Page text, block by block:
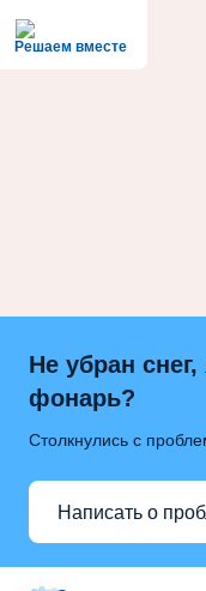
Решаем вместе
Не убран
фонарь?
Столкнулись с
Написать о